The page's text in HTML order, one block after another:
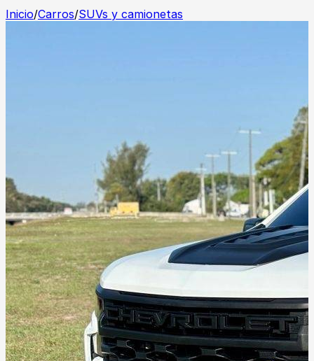
Inicio/Carros/SUVs y camionetas